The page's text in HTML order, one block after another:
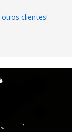
clientes!